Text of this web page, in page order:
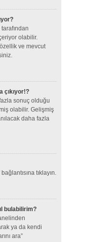
olabilir.
ve mevcut
çıkıyor!?
sonuç olduğu
olabilir. Gelişmiş
daha fazla
tıklayın.
bulabilirim?
ya da kendi
ara”